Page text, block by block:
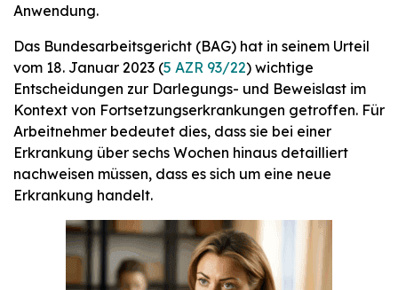
Anwendung.
Das Bundesarbeitsgericht (BAG) hat in seinem Urteil
vom 18. Januar 2023 (5 AZR 93/22) wichtige
Entscheidungen zur Darlegungs- und Beweislast im
Kontext von Fortsetzungserkrankungen getroffen. Für
Arbeitnehmer bedeutet dies, dass sie bei einer
Erkrankung über sechs Wochen hinaus detailliert
nachweisen müssen, dass es sich um eine neue
Erkrankung handelt.